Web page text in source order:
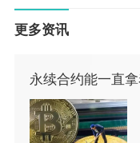
更多资讯
永续合约能一直